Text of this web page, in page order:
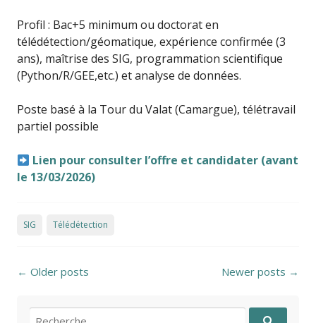
Profil : Bac+5 minimum ou doctorat en
télédétection/géomatique, expérience confirmée (3
ans), maîtrise des SIG, programmation scientifique
(Python/R/GEE,etc.) et analyse de données.
Poste basé à la Tour du Valat (Camargue), télétravail
partiel possible
Lien pour consulter l’offre et candidater (avant
le 13/03/2026)
SIG Télédétection
Posts navigation
← Older posts Newer posts →
Recherche pour: